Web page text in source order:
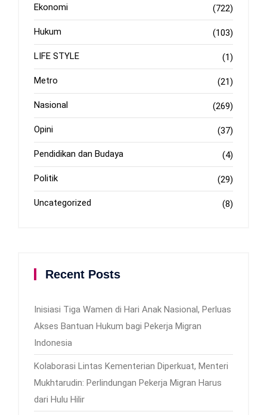
Ekonomi (722)
Hukum (103)
LIFE STYLE (1)
Metro (21)
Nasional (269)
Opini (37)
Pendidikan dan Budaya (4)
Politik (29)
Uncategorized (8)
Recent Posts
Inisiasi Tiga Wamen di Hari Anak Nasional, Perluas
Akses Bantuan Hukum bagi Pekerja Migran
Indonesia
Kolaborasi Lintas Kementerian Diperkuat, Menteri
Mukhtarudin: Perlindungan Pekerja Migran Harus
dari Hulu Hilir